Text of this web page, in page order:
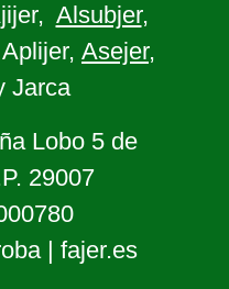
Alsubjer,
Asejer,
Jarca
Lobo 5 de
29007
| fajer.es